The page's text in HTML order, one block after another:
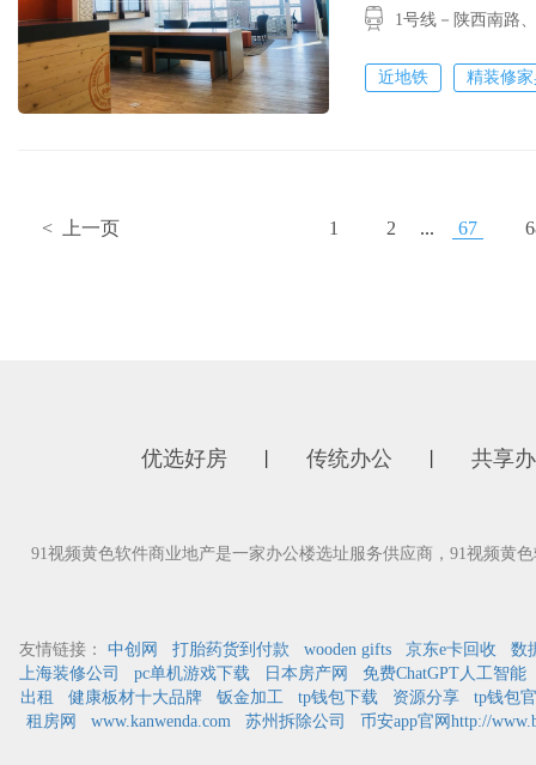
1号线－陕西南路
近地铁 精装修
1 2 ... 67
< 上一页
优选好房 传统办公 共享
91视频黄色软件商业地产是一家办公楼选址服务供应商，91视频
友情链接： 中创网 打胎药货到付款 wooden gifts 京东e卡回收
数
上海装修公司
pc单机游戏下载 日本房产网
免费ChatGPT人工智能
出租
健康板材十大品牌 钣金加工 tp钱包下载 资源分享
tp钱包
租房网
www.kanwenda.com 苏州拆除公司 币安app官网http://